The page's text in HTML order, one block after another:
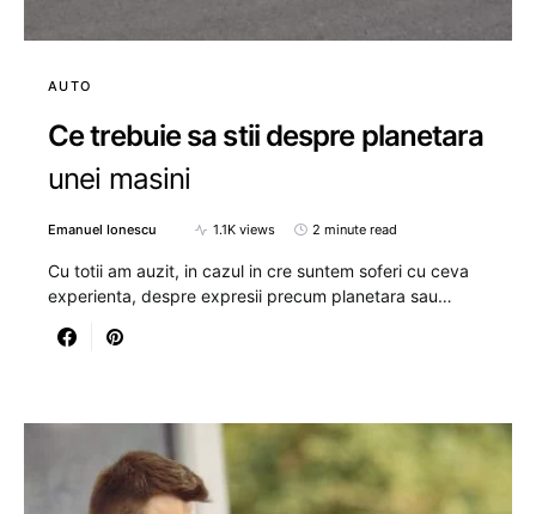
AUTO
Ce trebuie sa stii despre planetara
unei masini
Emanuel Ionescu 1.1K views 2 minute read
Cu totii am auzit, in cazul in cre suntem soferi cu ceva
experienta, despre expresii precum planetara sau…